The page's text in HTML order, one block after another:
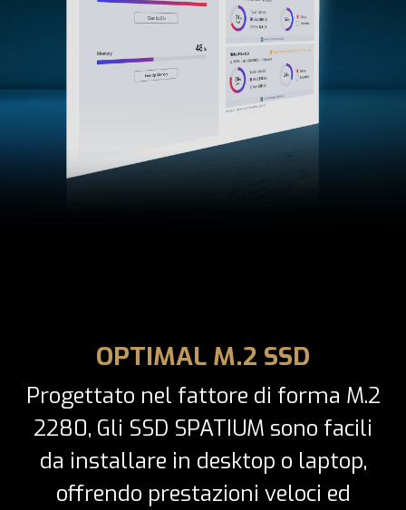
OPTIMAL M.2 SSD
Progettato nel fattore di forma M.2
2280, Gli SSD SPATIUM sono facili
da installare in desktop o laptop,
offrendo prestazioni veloci ed